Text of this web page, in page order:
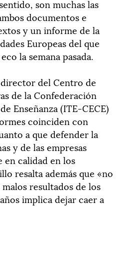
son muchas las
documentos e
y un informe de la
Europeas del que
la semana pasada.
del Centro de
de la Confederación
Enseñanza (ITE-CECE)
coinciden con
a que defender la
y de las empresas
en calidad en los
resalta además que «no
resultados de los
implica dejar caer a